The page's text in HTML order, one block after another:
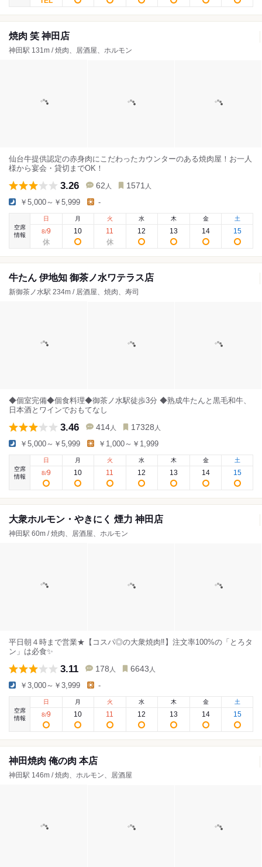
焼肉 笑 神田店
神田駅 131m / 焼肉、居酒屋、ホルモン
仙台牛提供認定の赤身肉にこだわったカウンターのある焼肉屋！お一人
様から宴会・貸切までOK！
3.26 62 人 1571 人
￥5,000～￥5,999 -
空席
情報
日
8/9
月
10
火
11
水
12
木
13
金
14
土
15
牛たん 伊地知 御茶ノ水ワテラス店
新御茶ノ水駅 234m / 居酒屋、焼肉、寿司
◆個室完備◆個食料理◆御茶ノ水駅徒歩3分 ◆熟成牛たんと黒毛和牛、
日本酒とワインでおもてなし
3.46 414 人 17328 人
￥5,000～￥5,999 ￥1,000～￥1,999
空席
情報
日
8/9
月
10
火
11
水
12
木
13
金
14
土
15
大衆ホルモン・やきにく 煙力 神田店
神田駅 60m / 焼肉、居酒屋、ホルモン
平日朝４時まで営業★【コスパ◎の大衆焼肉‼️】注文率100%の「とろタ
ン」は必食✨
3.11 178 人 6643 人
￥3,000～￥3,999 -
空席
情報
日
8/9
月
10
火
11
水
12
木
13
金
14
土
15
神田焼肉 俺の肉 本店
神田駅 146m / 焼肉、ホルモン、居酒屋